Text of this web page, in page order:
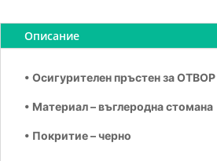
Описание
• Осигурителен пръстен за ОТВОР
• Материал – въглеродна стомана
• Покритие – черно